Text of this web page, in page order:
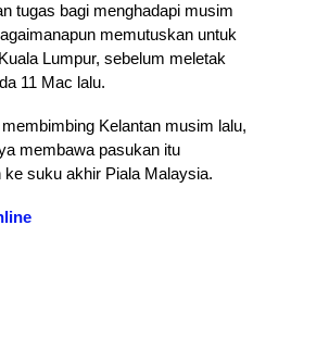
tugas bagi menghadapi musim
memutuskan untuk
Lumpur, sebelum meletak
11 Mac lalu.
Kelantan musim lalu,
membawa pasukan itu
ke suku akhir Piala Malaysia.